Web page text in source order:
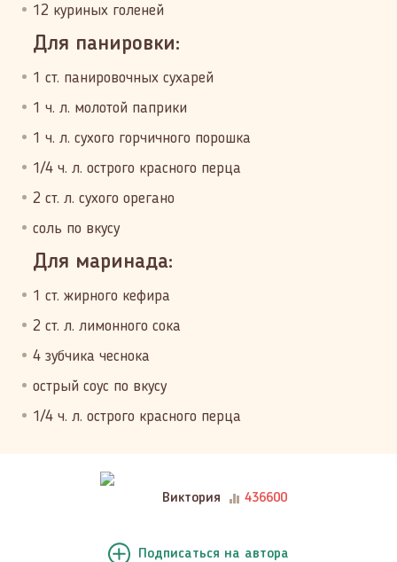
12 куриных голеней
Для панировки:
1 ст. панировочных сухарей
1 ч. л. молотой паприки
1 ч. л. сухого горчичного порошка
1/4 ч. л. острого красного перца
2 ст. л. сухого орегано
соль по вкусу
Для маринада:
1 ст. жирного кефира
2 ст. л. лимонного сока
4 зубчика чеснока
острый соус по вкусу
1/4 ч. л. острого красного перца
Виктория 436600
Подписаться на автора